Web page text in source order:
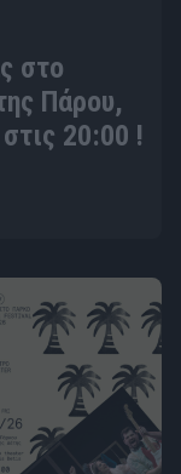
στο
Πάρου,
20:00 !